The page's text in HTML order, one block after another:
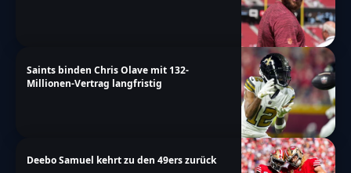
Saints binden Chris Olave mit 132-
Millionen-Vertrag langfristig
Deebo Samuel kehrt zu den 49ers zurück